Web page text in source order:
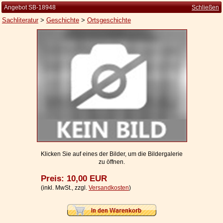
Widerrufsbelehrung
Datenschutzerklärung
Angebot SB-18948 Schließen
Sachliteratur> Geschichte> Ortsgeschichte
Klicken Sie auf eines der Bilder, um die Bildergalerie
zu öffnen.
Preis: 10,00 EUR
(inkl. MwSt., zzgl. Versandkosten)